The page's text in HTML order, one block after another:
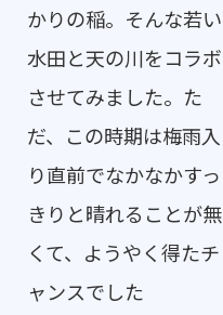
かりの稲。そんな若い
水田と天の川をコラボ
させてみました。た
だ、この時期は梅雨入
り直前でなかなかすっ
きりと晴れることが無
くて、ようやく得たチ
ャンスでした